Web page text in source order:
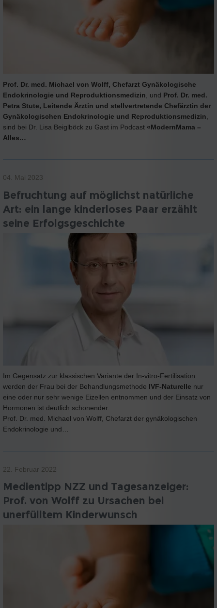
Prof. Dr. med. Michael von Wolff, Chefarzt Gynäkologische
Endokrinologie und Reproduktionsmedizin , und Prof. Dr. med.
Petra Stute, Leitende Ärztin und stellvertretende Chefärztin der
Gynäkologischen Endokrinologie und Reproduktionsmedizin
sind bei Dr. Lisa Beiglböck zu Gast im Podcast «ModernMama –
Alles…
04. Mai 2023
Befruchtung auf möglichst natürliche
Art: ein lange kinderloses Paar erzählt
seine Erfolgsgeschichte
Im Gegensatz zur klassischen Variante der In-vitro-Fertilisation
werden der Frau bei der Behandlungsmethode IVF-Naturelle nur
eine oder nur sehr wenige Eizellen entnommen und der Einsatz von
Hormonen ist deutlich schonender.
Prof. Dr. med. Michael von Wolff, Chefarzt der gynäkologischen
Endokrinologie und…
22. Februar 2022
Medientipp NZZ und Tagesanzeiger:
Prof. von Wolff zu Ursachen bei
unerfülltem Kinderwunsch